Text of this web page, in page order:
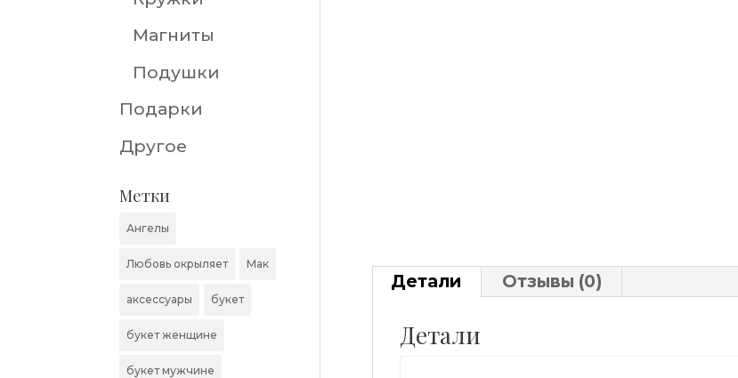
Детали Отзывы (0)
Детали
Магниты
Подушки
Подарки
Другое
Метки
Ангелы
Любовь окрыляет Мак
аксессуары букет
букет женщине
букет мужчине